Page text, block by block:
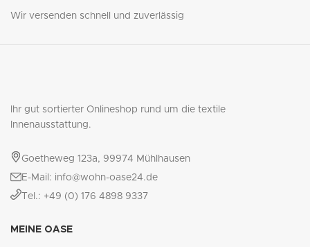
Wir versenden schnell und zuverlässig
Ihr gut sortierter Onlineshop rund um die textile
Innenausstattung.
Goetheweg 123a, 99974 Mühlhausen
E-Mail: info@wohn-oase24.de
Tel.: +49 (0) 176 4898 9337
MEINE OASE